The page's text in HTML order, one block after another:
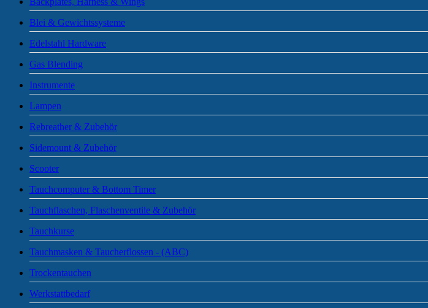
Blei & Gewichtssysteme
Edelstahl Hardware
Gas Blending
Instrumente
Lampen
Rebreather & Zubehör
Sidemount & Zubehör
Scooter
Tauchcomputer & Bottom Timer
Tauchflaschen, Flaschenventile & Zubehör
Tauchkurse
Tauchmasken & Taucherflossen - (ABC)
Trockentauchen
Werkstattbedarf